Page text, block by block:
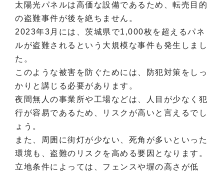
太陽光パネルは高価な設備であるため、転売目的
の盗難事件が後を絶ちません。
2023年3月には、茨城県で1,000枚を超えるパネ
ルが盗難されるという大規模な事件も発生しまし
た。
このような被害を防ぐためには、防犯対策をしっ
かりと講じる必要があります。
夜間無人の事業所や工場などは、人目が少なく犯
行が容易であるため、リスクが高いと言えるでし
ょう。
また、周囲に街灯が少ない、死角が多いといった
環境も、盗難のリスクを高める要因となります。
立地条件によっては、フェンスや塀の高さが低